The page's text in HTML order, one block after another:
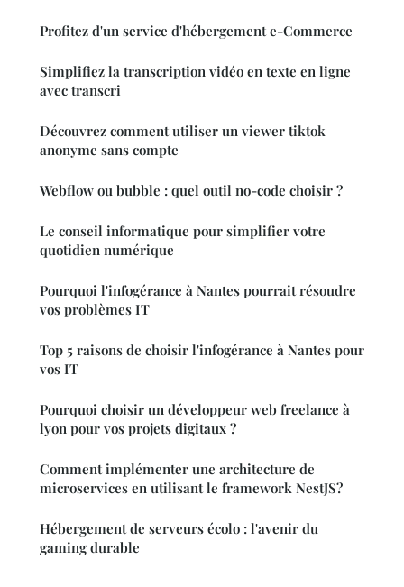
Profitez d'un service d'hébergement e-Commerce
Simplifiez la transcription vidéo en texte en ligne
avec transcri
Découvrez comment utiliser un viewer tiktok
anonyme sans compte
Webflow ou bubble : quel outil no-code choisir ?
Le conseil informatique pour simplifier votre
quotidien numérique
Pourquoi l'infogérance à Nantes pourrait résoudre
vos problèmes IT
Top 5 raisons de choisir l'infogérance à Nantes pour
vos IT
Pourquoi choisir un développeur web freelance à
lyon pour vos projets digitaux ?
Comment implémenter une architecture de
microservices en utilisant le framework NestJS?
Hébergement de serveurs écolo : l'avenir du
gaming durable